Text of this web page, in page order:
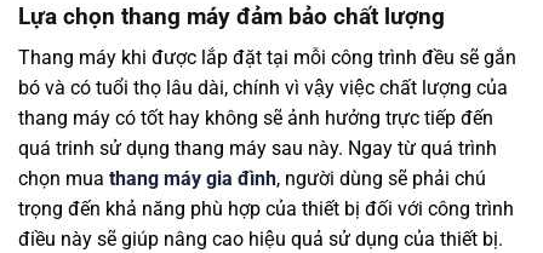
Lựa chọn thang máy đảm bảo chất lượng
Thang máy khi được lắp đặt tại mỗi công trình đều sẽ gắn
bó và có tuổi thọ lâu dài, chính vì vậy việc chất lượng của
thang máy có tốt hay không sẽ ảnh hưởng trực tiếp đến
quá trinh sử dụng thang máy sau này. Ngay từ quá trình
chọn mua thang máy gia đình, người dùng sẽ phải chú
trọng đến khả năng phù hợp của thiết bị đối với công trình
điều này sẽ giúp nâng cao hiệu quả sử dụng của thiết bị.